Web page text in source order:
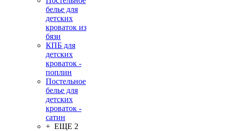
белье для
детских
кроваток из
бязи
КПБ для
детских
кроваток -
поплин
Постельное
белье для
детских
кроваток -
сатин
+ ЕЩЕ 2